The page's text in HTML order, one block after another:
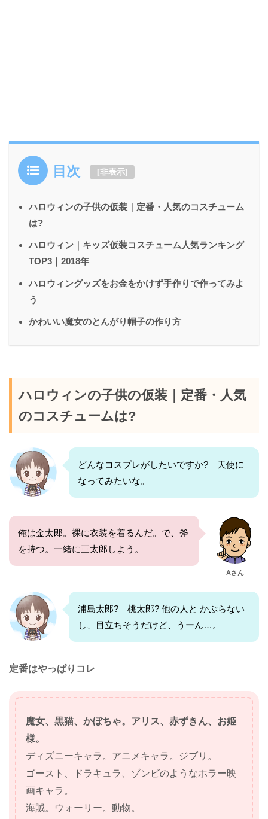
目次 [非表示]
ハロウィンの子供の仮装｜定番・人気のコスチューム
は?
ハロウィン｜キッズ仮装コスチューム人気ランキング
TOP3｜2018年
ハロウィングッズをお金をかけず手作りで作ってみよ
う
かわいい魔女のとんがり帽子の作り方
ハロウィンの子供の仮装｜定番・人気
のコスチュームは?
どんなコスプレがしたいですか? 天使に
なってみたいな。
俺は金太郎。裸に衣装を着るんだ。で、斧
を持つ。一緒に三太郎しよう。
Aさん
浦島太郎? 桃太郎? 他の人と かぶらない
し、目立ちそうだけど、うーん…。
定番はやっぱりコレ
魔女、黒猫、かぼちゃ。アリス、赤ずきん、お姫
様。
ディズニーキャラ。アニメキャラ。ジブリ。
ゴースト、ドラキュラ、ゾンビのようなホラー映
画キャラ。
海賊。ウォーリー。動物。